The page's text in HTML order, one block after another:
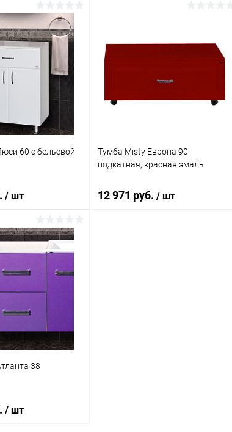
корзину
Сравнение
Под заказ
Сравнение
60 с бельевой
/ шт
корзину
Сравнение
Тумба Misty Европа 90
подкатная, красная эмаль
12 971 руб. / шт
38
/ шт